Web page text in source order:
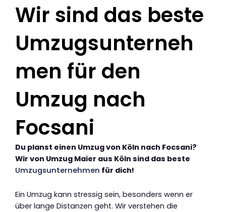
Wir sind das beste
Umzugsunterneh
men für den
Umzug nach
Focsani
Du planst einen Umzug von Köln nach Focsani?
Wir von Umzug Maier aus Köln sind das beste
Umzugsunternehmen für dich!
Ein Umzug kann stressig sein, besonders wenn er
über lange Distanzen geht. Wir verstehen die